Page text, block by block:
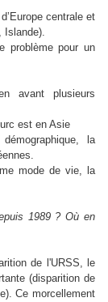
centrale et
Islande).
problème pour un
avant plusieurs
est en Asie
la
mode de vie, la
1989 ? Où en
de l'URSS, le
(disparition de
Ce morcellement